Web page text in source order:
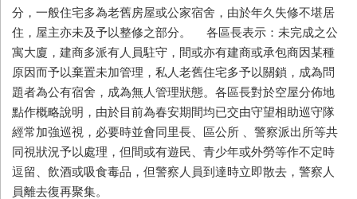
分，一般住宅多為老舊房屋或公家宿舍，由於年久失修不堪居
住，屋主亦未及予以整修之部分。 各區長表示：未完成之公
寓大廈，建商多派有人員駐守，間或亦有建商或承包商因某種
原因而予以棄置未加管理，私人老舊住宅多予以關鎖，成為問
題者為公有宿舍，成為無人管理狀態。各區長對於空屋分佈地
點作概略說明，由於目前為春安期間均已交由守望相助巡守隊
經常加強巡視，必要時並會同里長、區公所 、警察派出所等共
同視狀況予以處理，但間或有遊民、青少年或外勞等作不定時
逗留、飲酒或吸食毒品，但警察人員到達時立即散去，警察人
員離去復再聚集。